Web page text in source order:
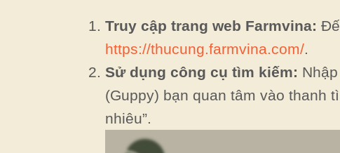
Truy cập trang web Farmvina:
https://thucung.farmvina.com/.
Sử dụng công cụ tìm kiếm:
(Guppy) bạn quan tâm vào thanh
nhiêu”.